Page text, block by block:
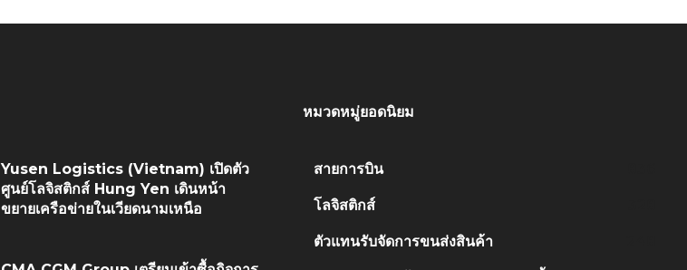
Yusen Logistics (Vietnam) เปิดตัว
ศูนย์โลจิสติกส์ Hung Yen เดินหน้า
ขยายเครือข่ายในเวียดนามเหนือ
หมวดหมู่ยอดนิยม
สายการบิน
โลจิสติกส์
ตัวแทนรับจัดการขนส่งสินค้า